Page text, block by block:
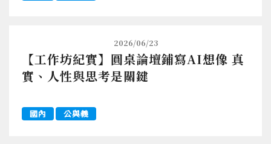
2026/06/23
【工作坊紀實】圓桌論壇鋪寫AI想像 真
實、人性與思考是關鍵
國內 公與義